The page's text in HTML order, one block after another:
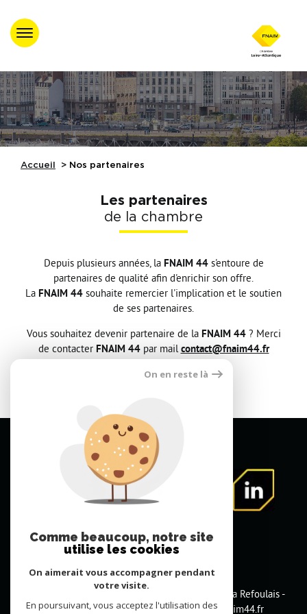
Trouver un
professionnel agréé
Nos Formations
Nos partenaires
Assistance juridique
Accueil Nos partenaires
Les partenaires
de la chambre
Depuis plusieurs années, la FNAIM 44s'entoure de
partenaires de qualité afin d'enrichir son offre.
La FNAIM 44 souhaite remercier l'implication et le soutien
de ses partenaires.
Vous souhaitez devenir partenaire de la FNAIM 44? Merci
de contacter FNAIM 44par mailcontact@fnaim44.fr
3 bis rue Lorette de la Refoulais -
44000 NANTES
02.51.84.22.77 contact@fnaim44.fr
On en reste là
Comme beaucoup, notre site
utilise les cookies
On aimerait vous accompagner pendant
votre visite.
En poursuivant, vous acceptez l'utilisation des